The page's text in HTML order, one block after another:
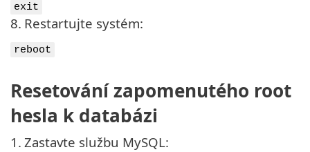
exit
8. Restartujte systém:
reboot
Resetování zapomenutého root
hesla k databázi
1. Zastavte službu MySQL: